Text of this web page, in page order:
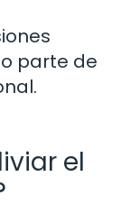
parte de
el